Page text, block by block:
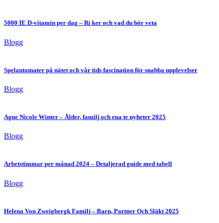
5000 IE D-vitamin per dag – Ri ker och vad du bör veta
Blogg
Spelautomater på nätet och vår tids fascination för snabba upplevelser
Blogg
Agne Nicole Winter – Ålder, familj och ena te nyheter 2025
Blogg
Arbetstimmar per månad 2024 – Detaljerad guide med tabell
Blogg
Helena Von Zweigbergk Familj – Barn, Partner Och Släkt 2025